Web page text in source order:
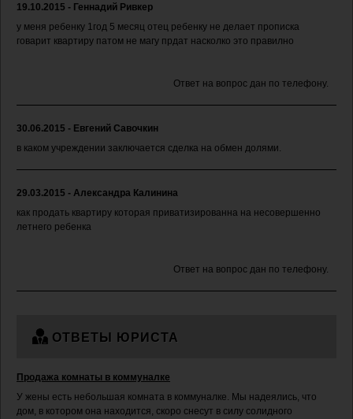
19.10.2015 - Геннадий Ривкер
у меня ребенку 1год 5 месяц отец ребенку не делает прописка
говарит квартиру патом не магу прдат насколко это правилно
Ответ на вопрос дан по телефону.
30.06.2015 - Евгений Савочкин
в каком учреждении заключается сделка на обмен долями.
29.03.2015 - Александра Калинина
как продать квартиру которая приватизированна на несовершенно
летнего ребенка
Ответ на вопрос дан по телефону.
ОТВЕТЫ ЮРИСТА
Продажа комнаты в коммуналке
У жены есть небольшая комната в коммуналке. Мы надеялись, что
дом, в котором она находится, скоро снесут в силу солидного